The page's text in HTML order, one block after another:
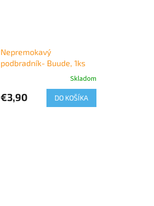
Nepremokavý
podbradník- Buude, 1ks
Skladom
€3,90 DO KOŠÍKA